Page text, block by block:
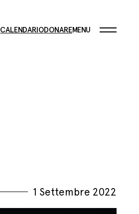
CALENDARIODONAREMENU
1 Settembre 2022